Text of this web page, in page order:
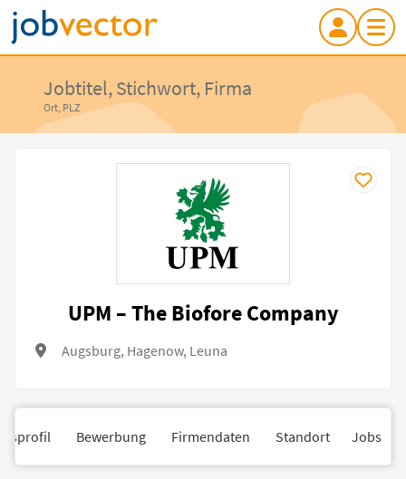
Jobtitel, Stichwort, Firma
Ort, PLZ
UPM – The Biofore Company
Augsburg, Hagenow, Leuna
Bewerbung Firmendaten Standort Jobs